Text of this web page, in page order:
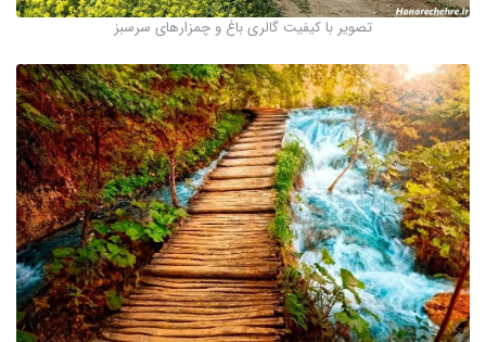
تصویر با کیفیت گالری باغ و چمزارهای سرسبز